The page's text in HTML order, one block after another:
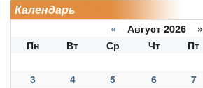
Календарь
« Август 2026 »
Пн
Вт Ср Чт Пт
3
4 5 6 7